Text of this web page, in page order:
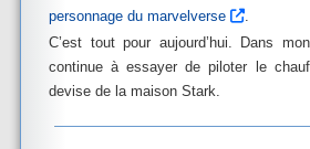
personnage du marvelverse
.
C’est tout pour aujourd’hui. Dans
continue à essayer de piloter le
devise de la maison Stark.